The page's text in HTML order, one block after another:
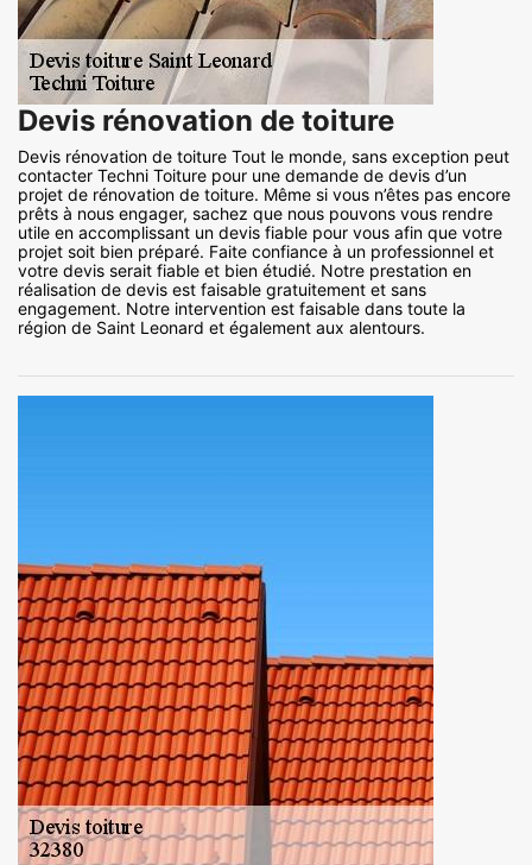
Devis rénovation de toiture
Devis rénovation de toiture Tout le monde, sans exception peut
contacter Techni Toiture pour une demande de devis d’un
projet de rénovation de toiture. Même si vous n’êtes pas encore
prêts à nous engager, sachez que nous pouvons vous rendre
utile en accomplissant un devis fiable pour vous afin que votre
projet soit bien préparé. Faite confiance à un professionnel et
votre devis serait fiable et bien étudié. Notre prestation en
réalisation de devis est faisable gratuitement et sans
engagement. Notre intervention est faisable dans toute la
région de Saint Leonard et également aux alentours.